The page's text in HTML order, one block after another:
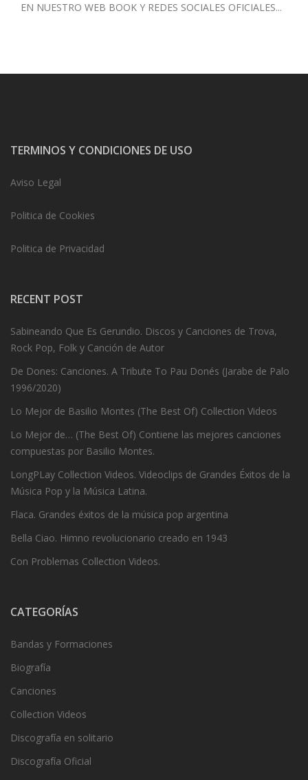
EN NUESTRO WEB BOOK Y REDES SOCIALES OFICIALES...
TERMINOS Y CONDICIONES DE USO
Aviso Legal
Politica de Cookies
Politica de Privacidad
RECENT POST
Sabineando Que Es Gerundio. Discos y Canciones de Trova,
Rock Pop, Folk y Canción de Autor
De Dones: Canciones. A Tribute To Pau Donés (Jarabe de Palo
1996/2020)
Lo Mejor de Basilio Montes (The Best Of) Collection Videos
Lo Mejor de… (The Best Of) Contiene las mejores canciones
compuestas por Basilio Montes.
LongPLay Collection Videos. Videoclips de Grandes Éxitos de la
Música Pop y la Música Latina.
Flaca. Grandes éxitos de la música pop argentina
Bella Ciao. Himno revolucionario creado en 1943
Con Problemas Collection Videos.
CATEGORÍAS
Bandas y Formaciones
Biografía
Canciones
Collection Videos
Discografía en solitario
Discografía Oficial